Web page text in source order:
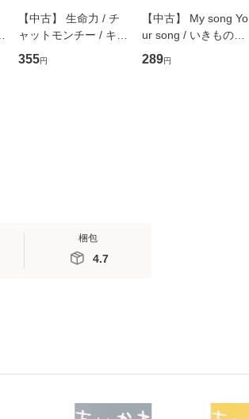
【中古】 生命力 / チ
ャットモンチー / キュ
ーンレコード [CD]
【メール便送料無料】
355円
【中古】 My song Yo
ur song / いきものが
かり / [CD]【メール便
送料無料】
289円
梱包
4.7